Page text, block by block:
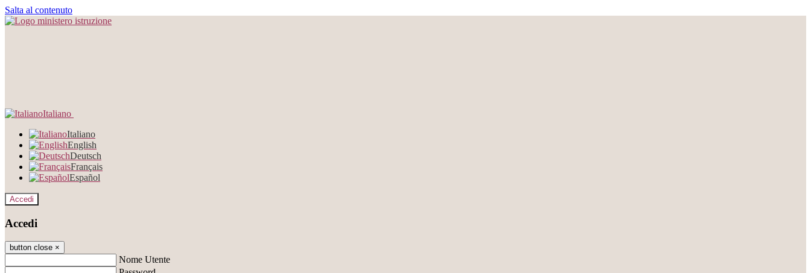
Salta al contenuto
Italiano
Italiano
English
Deutsch
Français
Español
Accedi
Accedi
button close ×
Nome Utente